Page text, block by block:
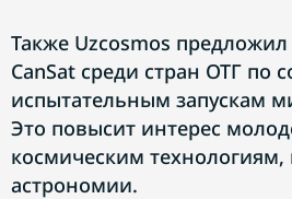
Также Uzcosmos предложил
CanSat среди стран ОТГ по
испытательным запускам
Это повысит интерес
космическим
астрономии.